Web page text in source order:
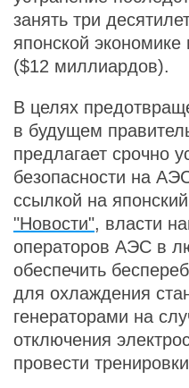
занять три
японской
($12 миллиардов).
В целях
в будущем
предлагает срочно
безопасности на
ссылкой на
"Новости", власти
операторов АЭС в
обеспечить
для охлаждения
генераторами на
отключения
провести